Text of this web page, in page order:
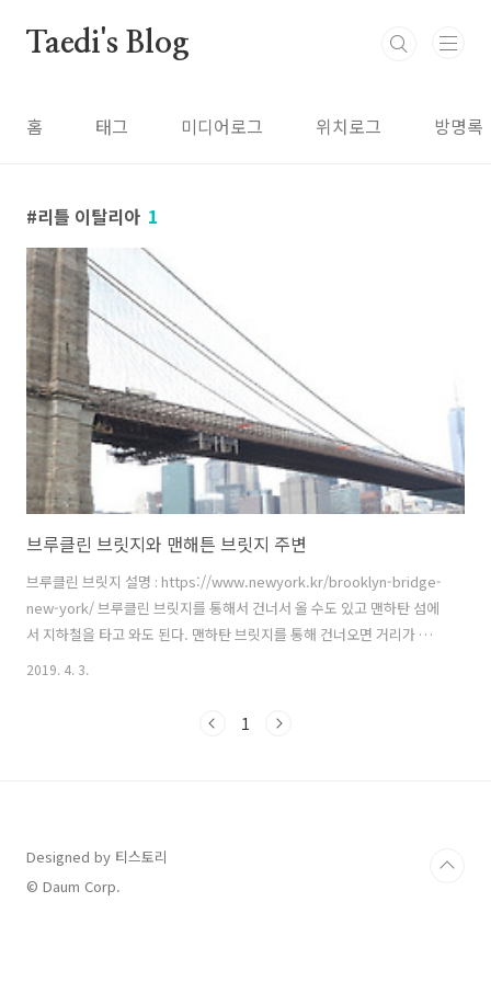
Taedi's Blog
홈 태그 미디어로그 위치로그 방명록
리틀 이탈리아 1
브루클린 브릿지와 맨해튼 브릿지 주변
브루클린 브릿지 설명 : https://www.newyork.kr/brooklyn-bridge-
new-york/ 브루클린 브릿지를 통해서 건너서 올 수도 있고 맨하탄 섬에
서 지하철을 타고 와도 된다. 맨하탄 브릿지를 통해 건너오면 거리가 멀
어 불편할 수 있지만 오는 도중에 리틀이탈리아 와 차이나 타운을 볼 수
쪽으로 걸어서 덤보 지역에 쉽게 접근 할 수 있다. 2013년 여행할 당시에
2019. 4. 3.
1
Designed by 티스토리
© Daum Corp.